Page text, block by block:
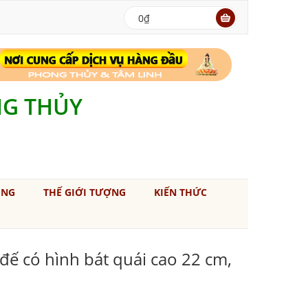
0₫
THỦY
THẾ GIỚI TƯỢNG KIẾN THỨC
có hình bát quái cao 22 cm,